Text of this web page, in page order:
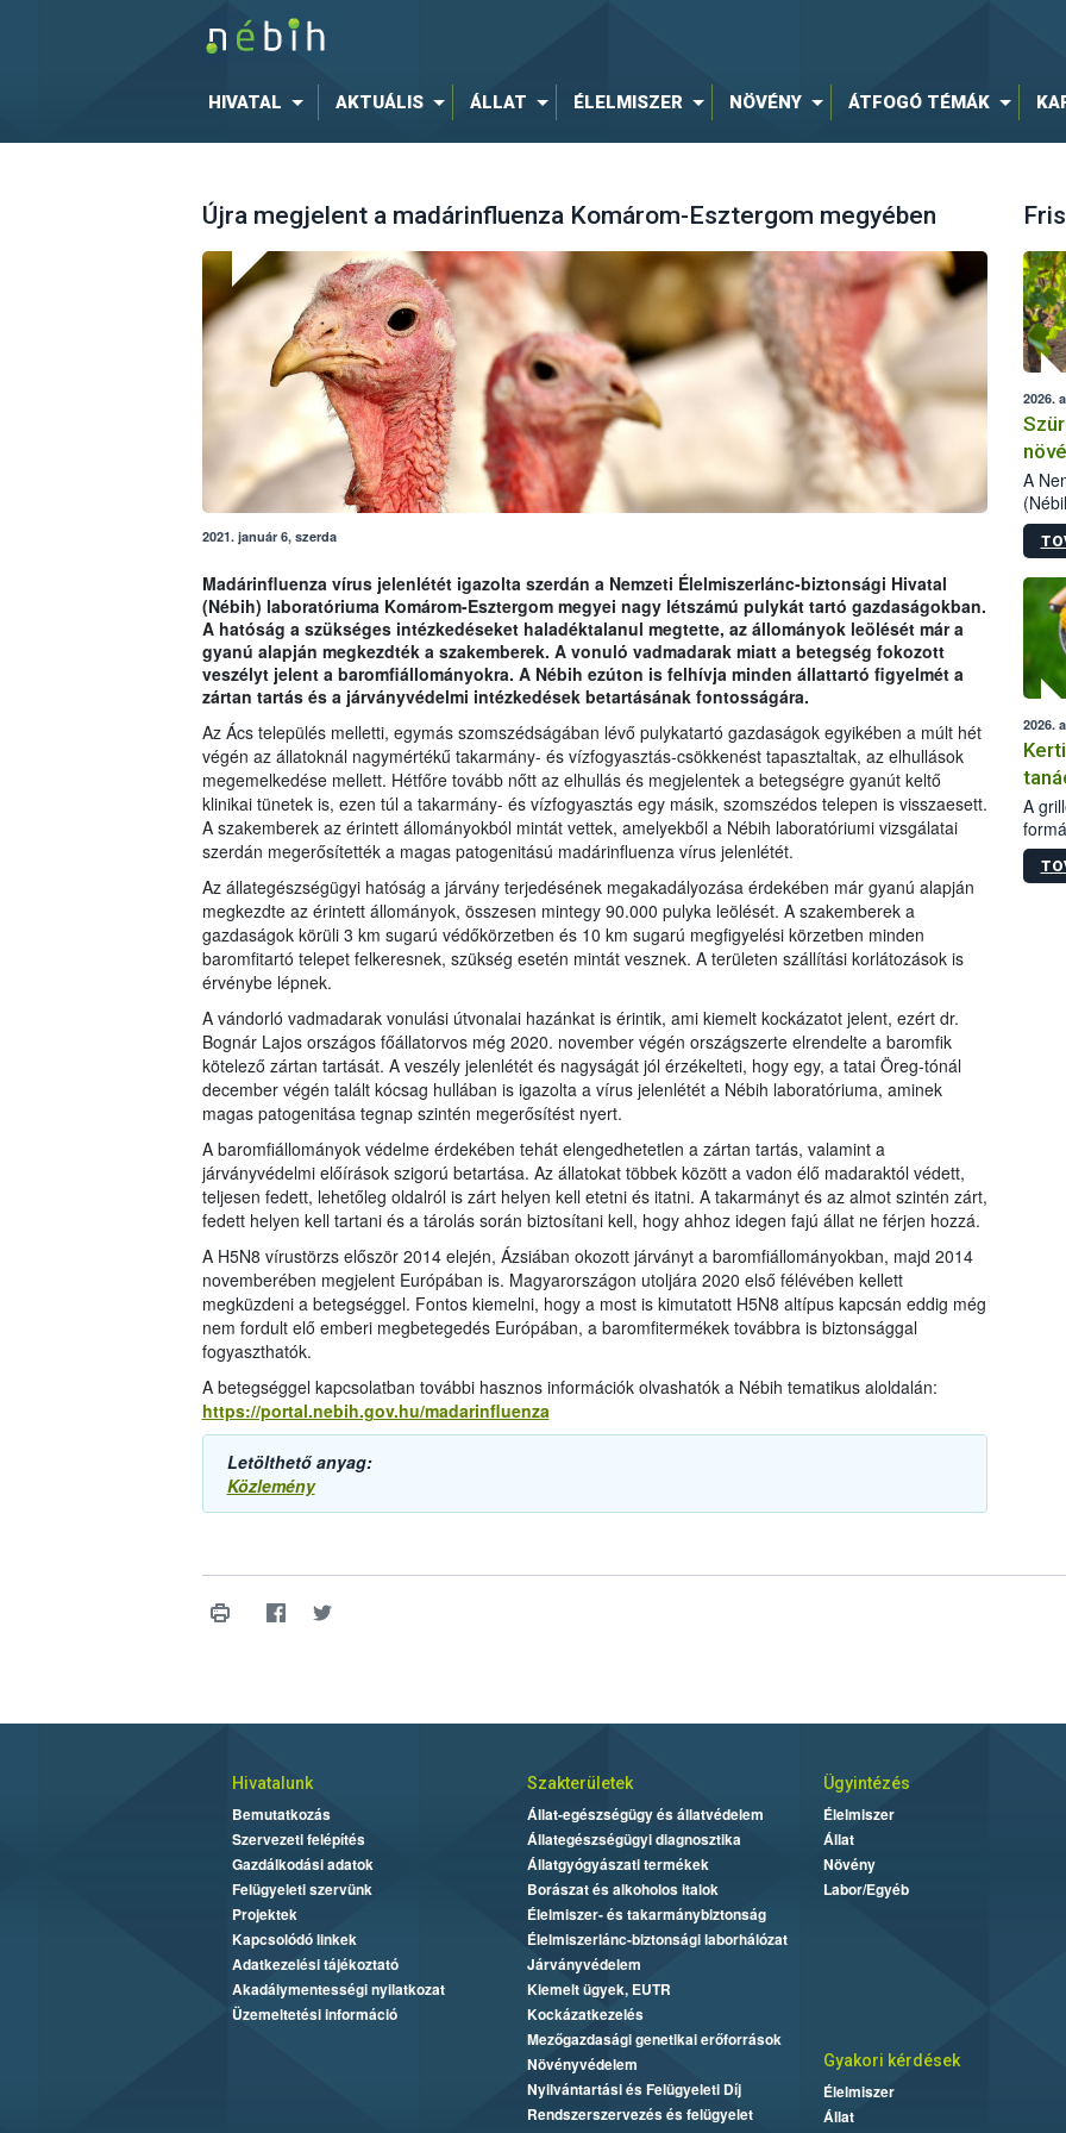
HIVATAL AKTUÁLIS ÁLLAT ÉLELMISZER NÖVÉNY ÁTFOGÓ TÉMÁK
Újra megjelent a madárinfluenza Komárom-Esztergom megyében
2021. január 6, szerda
Madárinfluenza vírus jelenlétét igazolta szerdán a Nemzeti Élelmiszerlánc-biztonsági Hivatal
(Nébih) laboratóriuma Komárom-Esztergom megyei nagy létszámú pulykát tartó gazdaságokban.
A hatóság a szükséges intézkedéseket haladéktalanul megtette, az állományok leölését már a
gyanú alapján megkezdték a szakemberek. A vonuló vadmadarak miatt a betegség fokozott
veszélyt jelent a baromfiállományokra. A Nébih ezúton is felhívja minden állattartó figyelmét a
zártan tartás és a járványvédelmi intézkedések betartásának fontosságára.
Az Ács település melletti, egymás szomszédságában lévő pulykatartó gazdaságok egyikében a múlt hét
végén az állatoknál nagymértékű takarmány- és vízfogyasztás-csökkenést tapasztaltak, az elhullások
megemelkedése mellett. Hétfőre tovább nőtt az elhullás és megjelentek a betegségre gyanút keltő
klinikai tünetek is, ezen túl a takarmány- és vízfogyasztás egy másik, szomszédos telepen is visszaesett.
A szakemberek az érintett állományokból mintát vettek, amelyekből a Nébih laboratóriumi vizsgálatai
szerdán megerősítették a magas patogenitású madárinfluenza vírus jelenlétét.
Az állategészségügyi hatóság a járvány terjedésének megakadályozása érdekében már gyanú alapján
megkezdte az érintett állományok, összesen mintegy 90.000 pulyka leölését. A szakemberek a
gazdaságok körüli 3 km sugarú védőkörzetben és 10 km sugarú megfigyelési körzetben minden
baromfitartó telepet felkeresnek, szükség esetén mintát vesznek. A területen szállítási korlátozások is
érvénybe lépnek.
A vándorló vadmadarak vonulási útvonalai hazánkat is érintik, ami kiemelt kockázatot jelent, ezért dr.
Bognár Lajos országos főállatorvos még 2020. november végén országszerte elrendelte a baromfik
kötelező zártan tartását. A veszély jelenlétét és nagyságát jól érzékelteti, hogy egy, a tatai Öreg-tónál
december végén talált kócsag hullában is igazolta a vírus jelenlétét a Nébih laboratóriuma, aminek
magas patogenitása tegnap szintén megerősítést nyert.
A baromfiállományok védelme érdekében tehát elengedhetetlen a zártan tartás, valamint a
járványvédelmi előírások szigorú betartása. Az állatokat többek között a vadon élő madaraktól védett,
teljesen fedett, lehetőleg oldalról is zárt helyen kell etetni és itatni. A takarmányt és az almot szintén zárt,
fedett helyen kell tartani és a tárolás során biztosítani kell, hogy ahhoz idegen fajú állat ne férjen hozzá.
A H5N8 vírustörzs először 2014 elején, Ázsiában okozott járványt a baromfiállományokban, majd 2014
novemberében megjelent Európában is. Magyarországon utoljára 2020 első félévében kellett
megküzdeni a betegséggel. Fontos kiemelni, hogy a most is kimutatott H5N8 altípus kapcsán eddig még
nem fordult elő emberi megbetegedés Európában, a baromfitermékek továbbra is biztonsággal
fogyaszthatók.
A betegséggel kapcsolatban további hasznos információk olvashatók a Nébih tematikus aloldalán:
https://portal.nebih.gov.hu/madarinfluenza
Letölthető anyag:
Közlemény
2026.
A
Az
2026.
A
Hivatalunk
Bemutatkozás
Szervezeti felépítés
Gazdálkodási adatok
Felügyeleti szervünk
Projektek
Kapcsolódó linkek
Adatkezelési tájékoztató
Akadálymentességi nyilatkozat
Üzemeltetési információ
Szakterületek
Állat-egészségügy és állatvédelem
Állategészségügyi diagnosztika
Állatgyógyászati termékek
Borászat és alkoholos italok
Élelmiszer- és takarmánybiztonság
Élelmiszerlánc-biztonsági laborhálózat
Járványvédelem
Kiemelt ügyek, EUTR
Kockázatkezelés
Mezőgazdasági genetikai erőforrások
Növényvédelem
Nyilvántartási és Felügyeleti Díj
Rendszerszervezés és felügyelet
Ügyintézés
Élelmiszer
Állat
Növény
Labor/Egyéb
Gyakori kérdések
Élelmiszer
Állat